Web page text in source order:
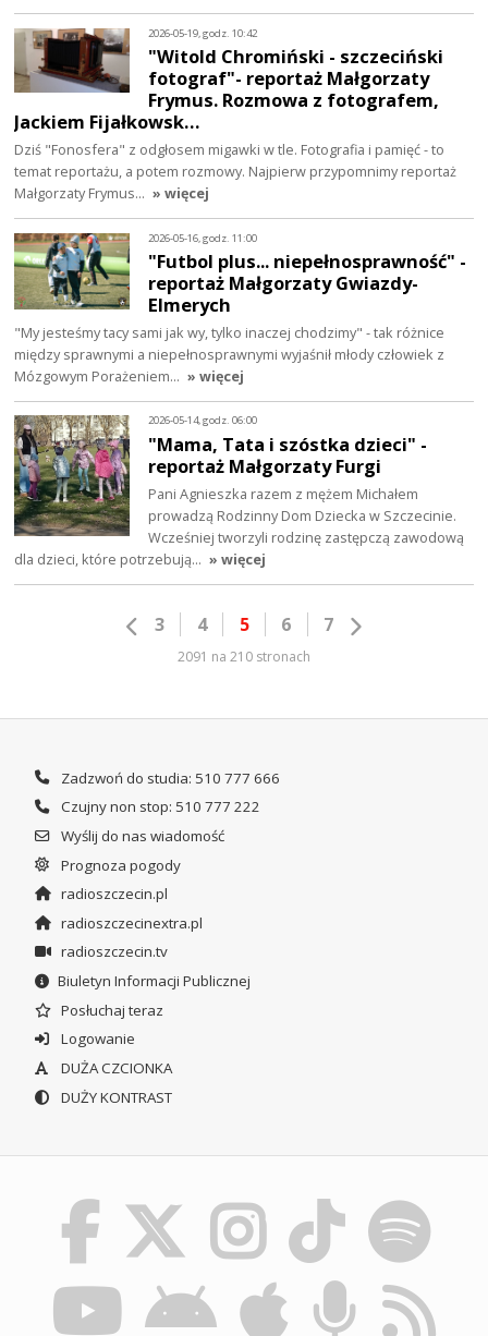
2026-05-19, godz. 10:42
"Witold Chromiński - szczeciński
fotograf"- reportaż Małgorzaty
Frymus. Rozmowa z fotografem,
Jackiem Fijałkowsk…
Dziś "Fonosfera" z odgłosem migawki w tle. Fotografia i pamięć - to
temat reportażu, a potem rozmowy. Najpierw przypomnimy reportaż
Małgorzaty Frymus… » więcej
2026-05-16, godz. 11:00
"Futbol plus... niepełnosprawność" -
reportaż Małgorzaty Gwiazdy-
Elmerych
"My jesteśmy tacy sami jak wy, tylko inaczej chodzimy" - tak różnice
między sprawnymi a niepełnosprawnymi wyjaśnił młody człowiek z
Mózgowym Porażeniem… » więcej
2026-05-14, godz. 06:00
"Mama, Tata i szóstka dzieci" -
reportaż Małgorzaty Furgi
Pani Agnieszka razem z mężem Michałem
prowadzą Rodzinny Dom Dziecka w Szczecinie.
Wcześniej tworzyli rodzinę zastępczą zawodową
dla dzieci, które potrzebują… » więcej
3 4 5 6 7
2091 na 210 stronach
Zadzwoń do studia: 510 777 666
Czujny non stop: 510 777 222
Wyślij do nas wiadomość
Prognoza pogody
radioszczecin.pl
radioszczecinextra.pl
radioszczecin.tv
Biuletyn Informacji Publicznej
Posłuchaj teraz
Logowanie
DUŻA CZCIONKA
DUŻY KONTRAST